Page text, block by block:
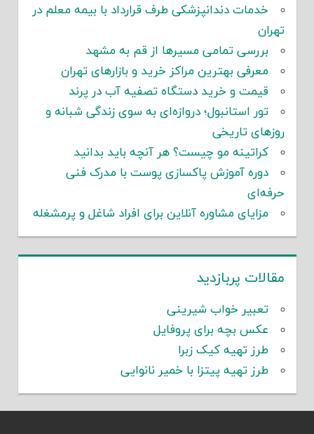
خدمات دندانپزشکی طرف قرارداد با بیمه معلم در
تهران
بررسی تمامی مسیرها از قم به مشهد
معرفی بهترین مراکز خرید و بازارهای تهران
قیمت و خرید دستگاه تصفیه آب در پرند
تور استانبول؛ دروازه‌ای به سوی زندگی شبانه و
روزهای تاریخی
کراتینه مو چیست؟ هر آنچه باید بدانید
دوره آموزش پاکسازی پوست با مدرک فنی
حرفه‌ای
مزایای مشاوره آنلاین برای افراد شاغل و پرمشغله
مقالات پربازدید
تعبیر خواب شیرینی
عکس بچه برای پروفایل
طرز تهیه کیک زبرا
طرز تهیه پیتزا با خمیر نانوایی